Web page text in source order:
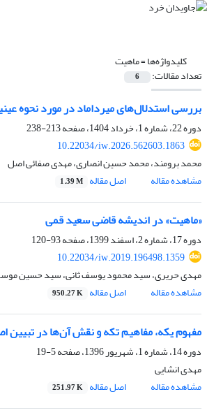
کلیدواژه‌ها =ماهیت
تعداد مقالات: 6
بررسی استدلال‌های میرداماد در مورد نحوه
دوره 22، شماره 1، خرداد 1404، صفحه
213-238
10.22034/iw.2026.562603.1863
محمد برومند، محمد حسین انصاری، مهدی صفائی اصل
مشاهده مقاله
اصل مقاله 1.39 M
«ماهیت» در اندیشه قاضی سعید قمی
دوره 17، شماره 2، اسفند 1399، صفحه
93-120
10.22034/iw.2019.196498.1359
مهدی حریری، سید محمود یوسف ثانی، سید حسین
مشاهده مقاله
اصل مقاله 950.27 K
مفهوم یکه، مفاهیم تکه و نقش آن‌ها در تبیین
دوره 14، شماره 1، شهریور 1396، صفحه
5-19
مهدی انشایی
مشاهده مقاله
اصل مقاله 251.97 K